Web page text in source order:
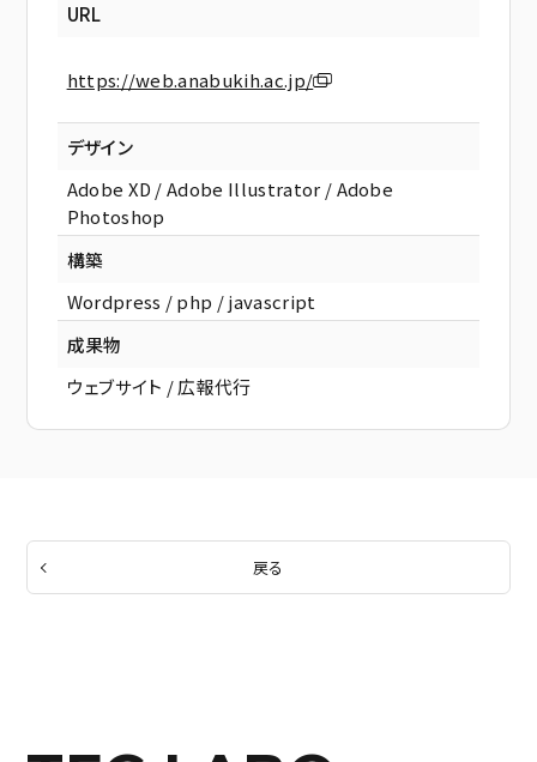
URL
https://web.anabukih.ac.jp/
デザイン
Adobe XD / Adobe Illustrator / Adobe
Photoshop
構築
Wordpress / php / javascript
成果物
ウェブサイト / 広報代行
戻る